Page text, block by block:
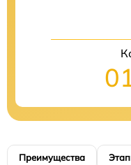
Преимущества